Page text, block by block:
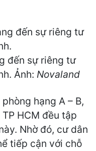
đến sự riêng tư
Ảnh: Novaland
hạng A – B,
HCM đều tập
Nhờ đó, cư dân
tiếp cận với chỗ